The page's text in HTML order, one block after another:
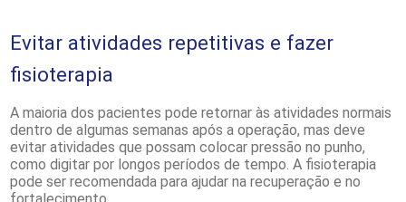
Evitar atividades repetitivas e fazer
fisioterapia
A maioria dos pacientes pode retornar às atividades normais
dentro de algumas semanas após a operação, mas deve
evitar atividades que possam colocar pressão no punho,
como digitar por longos períodos de tempo. A fisioterapia
pode ser recomendada para ajudar na recuperação e no